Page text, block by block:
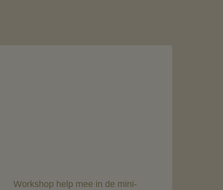
Workshop help mee in de mini-